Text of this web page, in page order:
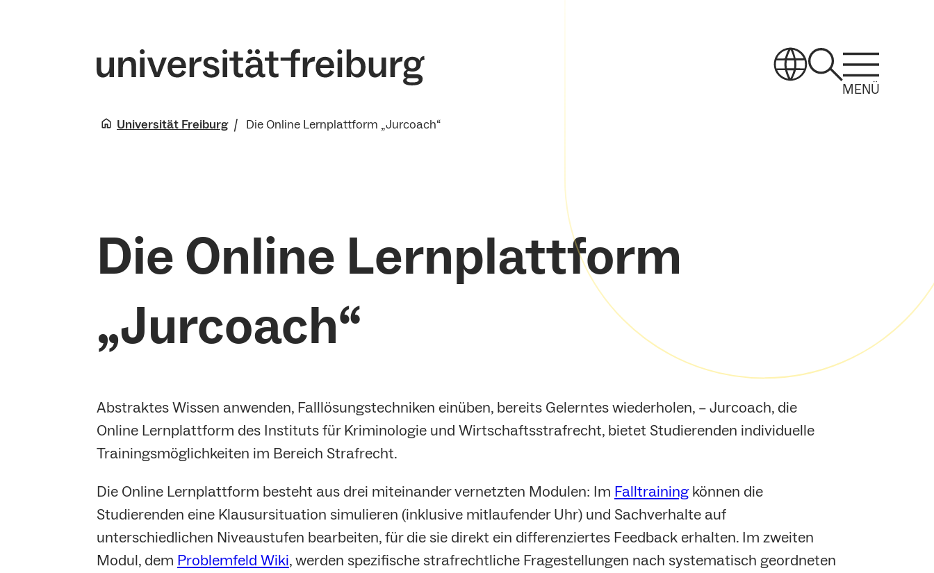
MENÜ
Universität Freiburg Die Online Lernplattform „Jurcoach“
Die Online Lernplattform
„Jurcoach“
Abstraktes Wissen anwenden, Falllösungstechniken einüben, bereits Gelerntes wiederholen, – Jurcoach, die
Online Lernplattform des Instituts für Kriminologie und Wirtschaftsstrafrecht, bietet Studierenden individuelle
Trainingsmöglichkeiten im Bereich Strafrecht.
Die Online Lernplattform besteht aus drei miteinander vernetzten Modulen: Im Falltrainingkönnen die
Studierenden eine Klausursituation simulieren (inklusive mitlaufender Uhr) und Sachverhalte auf
unterschiedlichen Niveaustufen bearbeiten, für die sie direkt ein differenziertes Feedback erhalten. Im zweiten
Modul, dem Problemfeld Wiki, werden spezifische strafrechtliche Fragestellungen nach systematisch geordneten